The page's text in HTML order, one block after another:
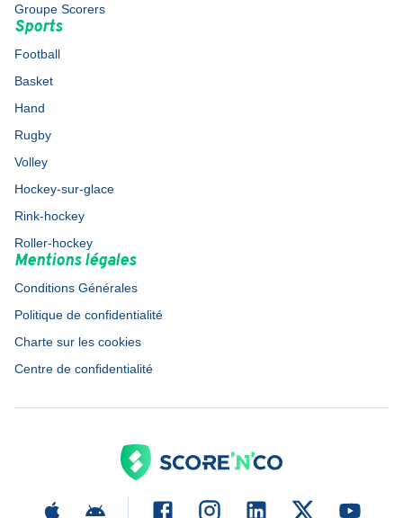
Groupe Scorers
Sports
Football
Basket
Hand
Rugby
Volley
Hockey-sur-glace
Rink-hockey
Roller-hockey
Mentions légales
Conditions Générales
Politique de confidentialité
Charte sur les cookies
Centre de confidentialité